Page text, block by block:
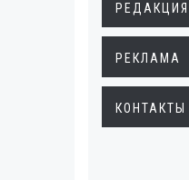
РЕДАКЦИЯ
РЕКЛАМА
КОНТАКТЫ